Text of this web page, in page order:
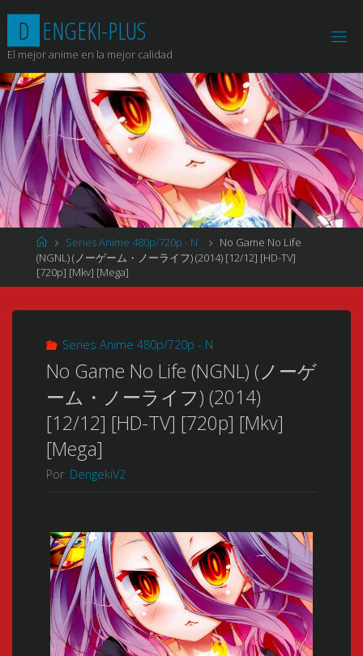
contenido
D ENGEKI-PLUS
El mejor anime en la mejor calidad
Página
de
Inicio
Series Anime 480p/720p - N
No Game No Life
(NGNL) (ノーゲーム・ノーライフ) (2014) [12/12] [HD-TV]
[720p] [Mkv] [Mega]
Series Anime 480p/720p - N
No Game No Life (NGNL) (ノーゲ
ーム・ノーライフ) (2014)
[12/12] [HD-TV] [720p] [Mkv]
[Mega]
Por DengekiV2